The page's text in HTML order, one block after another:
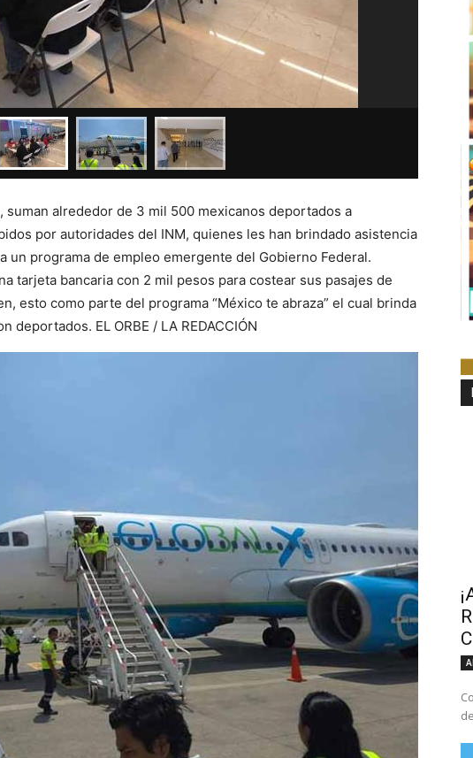
Arriba
suman alrededor de 3 mil 500 mexicanos deportados a
por autoridades del INM, quienes les han brindado asistencia
un programa de empleo emergente del Gobierno Federal.
tarjeta bancaria con 2 mil pesos para costear sus pasajes de
esto como parte del programa “México te abraza” el cual brinda
deportados. EL ORBE / LA REDACCIÓN